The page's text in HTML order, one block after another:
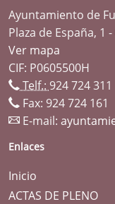
Ayuntamiento de
Plaza de España, 1
Ver mapa
CIF: P0605500H
Telf.: 924 724 311
Fax: 924 724 161
E-mail:
Enlaces
Inicio
ACTAS DE PLENO